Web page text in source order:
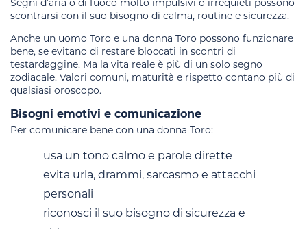
Segni d’aria o di fuoco molto impulsivi o irrequieti possono
scontrarsi con il suo bisogno di calma, routine e sicurezza.
Anche un uomo Toro e una donna Toro possono funzionare
bene, se evitano di restare bloccati in scontri di
testardaggine. Ma la vita reale è più di un solo segno
zodiacale. Valori comuni, maturità e rispetto contano più di
qualsiasi oroscopo.
Bisogni emotivi e comunicazione
Per comunicare bene con una donna Toro:
usa un tono calmo e parole dirette
evita urla, drammi, sarcasmo e attacchi
personali
riconosci il suo bisogno di sicurezza e